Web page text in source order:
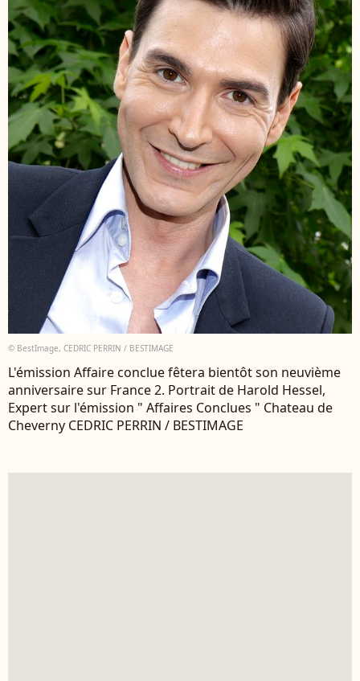
© BestImage, CEDRIC PERRIN / BESTIMAGE
L'émission Affaire conclue fêtera bientôt son neuvième
anniversaire sur France 2. Portrait de Harold Hessel,
Expert sur l'émission " Affaires Conclues " Chateau de
Cheverny CEDRIC PERRIN / BESTIMAGE